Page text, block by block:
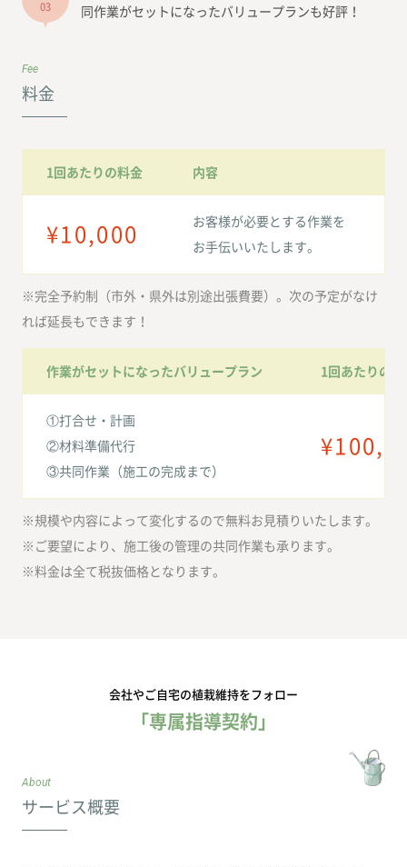
03
同作業がセットになったバリュープランも好評！
Fee
料金
1回あたりの料金 内容
¥10,000
お客様が必要とする作業を
お手伝いいたします。
※完全予約制（市外・県外は別途出張費要）。次の予定がなけ
れば延長もできます！
作業がセットになったバリュープラン 1回あたりの料
①打合せ・計画
②材料準備代行
③共同作業（施工の完成まで）
※規模や内容によって変化するので無料お見積りいたします。
※ご要望により、施工後の管理の共同作業も承ります。
※料金は全て税抜価格となります。
会社やご自宅の植栽維持をフォロー
「専属指導契約」
About
サービス概要